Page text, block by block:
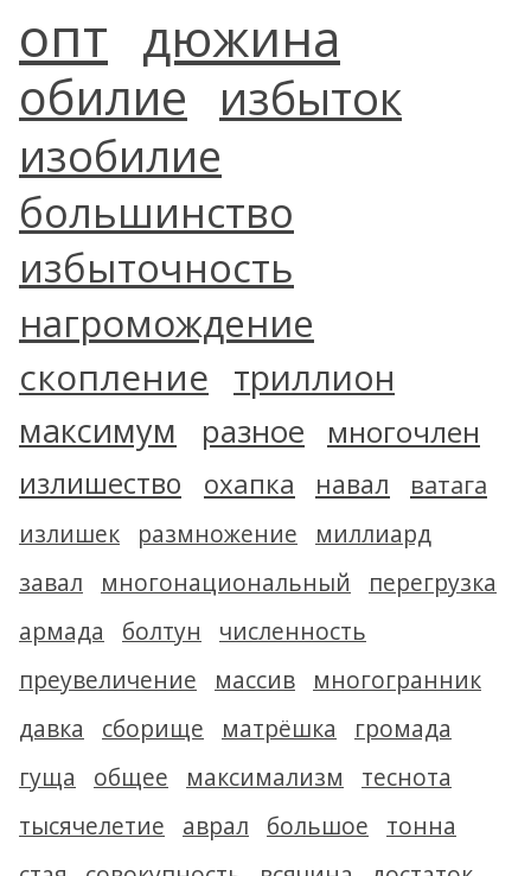
опт дюжина
обилие избыток
изобилие
большинство
избыточность
нагромождение
скопление триллион
максимум разное многочлен
излишество охапка навал ватага
излишек размножение
миллиард
завал
многонациональный
перегрузка
армада
болтун
численность
преувеличение
массив
многогранник
давка
сборище матрёшка
громада
гуща
общее максимализм
теснота
тысячелетие
аврал большое
тонна